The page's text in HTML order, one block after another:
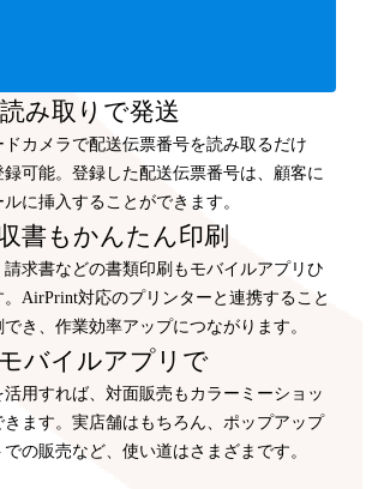
み取りで発送
カメラで配送伝票番号を読み取るだけ
可能。登録した配送伝票番号は、顧客に
に挿入することができます。
書もかんたん印刷
求書などの書類印刷もモバイルアプリひ
。AirPrint対応のプリンターと連携すること
き、作業効率アップにつながります。
バイルアプリで
用すれば、対面販売もカラーミーショッ
きます。実店舗はもちろん、ポップアップ
の販売など、使い道はさまざまです。